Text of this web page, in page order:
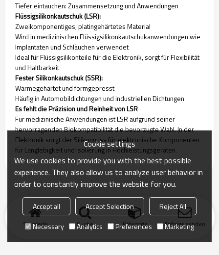
Tiefer eintauchen: Zusammensetzung und Anwendungen
Flüssigsilikonkautschuk (LSR):
Zweikomponentiges, platingehärtetes Material
Wird in medizinischen Flüssigsilikonkautschukanwendungen wie
Implantaten und Schläuchen verwendet
Ideal für Flüssigsilikonteile für die Elektronik, sorgt für Flexibilität
und Haltbarkeit
Fester Silikonkautschuk (SSR):
Wärmegehärtet und formgepresst
Häufig in Automobildichtungen und industriellen Dichtungen
Es fehlt die Präzision und Reinheit von LSR
Für medizinische Anwendungen ist LSR aufgrund seiner
hervorragenden Biokompatibilität die bevorzugte Wahl. In der
Elektronik sorgt der Silikonguss für elektronische Komponenten
für Langlebigkeit und Isolierung in Hochleistungsgeräten.
Startseite Suche Kategorie Anfrage senden
Cookie settings
We use cookies to provide you with the best possible
experience. They also allow us to analyze user behavior in
order to constantly improve the website for you.
Accept all Accept Selection
Reject All
Necessary
Analytics Preferences Marketing